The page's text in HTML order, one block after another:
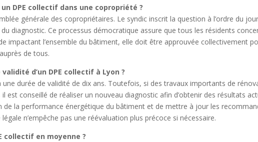
DPE collectif dans une copropriété ?
générale des copropriétaires. Le syndic inscrit la question à l’ordre du
diagnostic. Ce processus démocratique assure que tous les résidents
impactant l’ensemble du bâtiment, elle doit être approuvée collectivement
de tous.
d’un DPE collectif à Lyon ?
une durée de validité de dix ans. Toutefois, si des travaux importants de
est conseillé de réaliser un nouveau diagnostic afin d’obtenir des résultats
de la performance énergétique du bâtiment et de mettre à jour les
n’empêche pas une réévaluation plus précoce si nécessaire.
collectif en moyenne ?